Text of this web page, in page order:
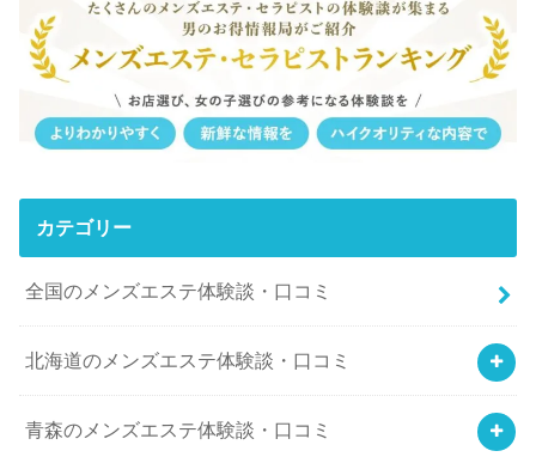
カテゴリー
全国のメンズエステ体験談・口コミ
北海道のメンズエステ体験談・口コミ
青森のメンズエステ体験談・口コミ